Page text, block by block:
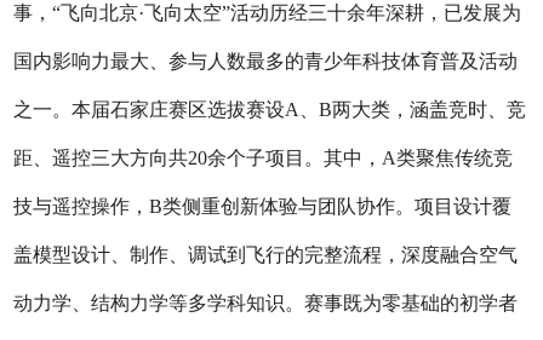
事，“飞向北京·飞向太空”活动历经三十余年深耕，已发展为
国内影响力最大、参与人数最多的青少年科技体育普及活动
之一。本届石家庄赛区选拔赛设A、B两大类，涵盖竞时、竞
距、遥控三大方向共20余个子项目。其中，A类聚焦传统竞
技与遥控操作，B类侧重创新体验与团队协作。项目设计覆
盖模型设计、制作、调试到飞行的完整流程，深度融合空气
动力学、结构力学等多学科知识。赛事既为零基础的初学者